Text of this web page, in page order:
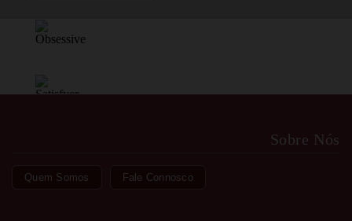
Sobre Nós
Quem Somos Fale Connosco